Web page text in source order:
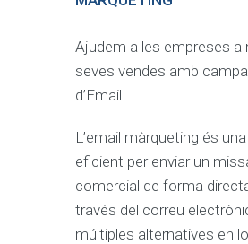
Ajudem a les empreses a
seves vendes amb
d’Email
L’email màrqueting és
eficient per enviar un
comercial de forma
través del correu
múltiples alternatives en